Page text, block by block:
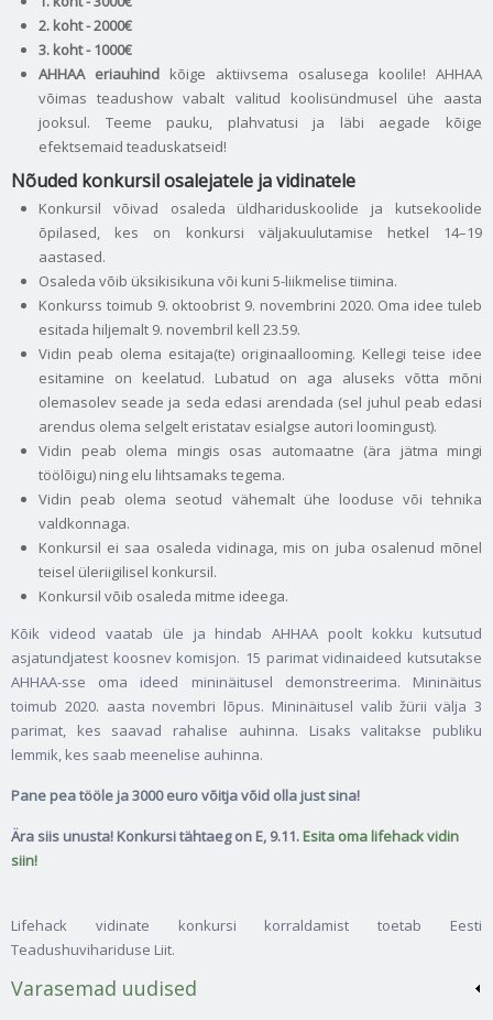
2. koht - 2000€
3. koht - 1000€
AHHAA eriauhind kõige aktiivsema osalusega koolile! AHHAA
võimas teadushow vabalt valitud koolisündmusel ühe aasta
jooksul. Teeme pauku, plahvatusi ja läbi aegade kõige
efektsemaid teaduskatseid!
Nõuded konkursil osalejatele ja vidinatele
Konkursil võivad osaleda üldhariduskoolide ja kutsekoolide
õpilased, kes on konkursi väljakuulutamise hetkel 14–19
aastased.
Osaleda võib üksikisikuna või kuni 5-liikmelise tiimina.
Konkurss toimub 9. oktoobrist 9. novembrini 2020. Oma idee tuleb
esitada hiljemalt 9. novembril kell 23.59.
Vidin peab olema esitaja(te) originaallooming. Kellegi teise idee
esitamine on keelatud. Lubatud on aga aluseks võtta mõni
olemasolev seade ja seda edasi arendada (sel juhul peab edasi
arendus olema selgelt eristatav esialgse autori loomingust).
Vidin peab olema mingis osas automaatne (ära jätma mingi
töölõigu) ning elu lihtsamaks tegema.
Vidin peab olema seotud vähemalt ühe looduse või tehnika
valdkonnaga.
Konkursil ei saa osaleda vidinaga, mis on juba osalenud mõnel
teisel üleriigilisel konkursil.
Konkursil võib osaleda mitme ideega.
Kõik videod vaatab üle ja hindab AHHAA poolt kokku kutsutud
asjatundjatest koosnev komisjon. 15 parimat vidinaideed kutsutakse
AHHAA-sse oma ideed mininäitusel demonstreerima. Mininäitus
toimub 2020. aasta novembri lõpus. Mininäitusel valib žürii välja 3
parimat, kes saavad rahalise auhinna. Lisaks valitakse publiku
lemmik, kes saab meenelise auhinna.
Pane pea tööle ja 3000 euro võitja võid olla just sina!
Ära siis unusta! Konkursi tähtaeg on E, 9.11. Esita oma lifehack vidin
siin!
Lifehack vidinate konkursi korraldamist toetab Eesti
Teadushuvihariduse Liit.
Varasemad uudised